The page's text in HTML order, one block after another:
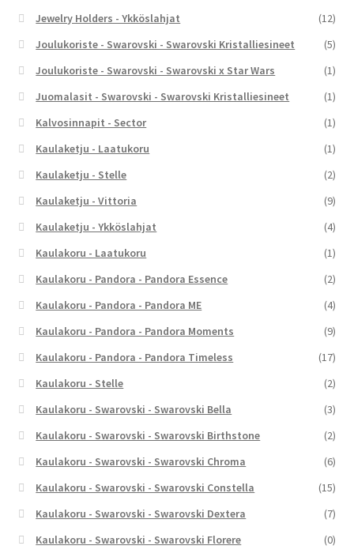
Jewelry Holders - Ykköslahjat
(12)
Joulukoriste - Swarovski - Swarovski Kristalliesineet
(5)
Joulukoriste - Swarovski - Swarovski x Star Wars
(1)
Juomalasit - Swarovski - Swarovski Kristalliesineet
(1)
Kalvosinnapit - Sector
(1)
Kaulaketju - Laatukoru
(1)
Kaulaketju - Stelle
(2)
Kaulaketju - Vittoria
(9)
Kaulaketju - Ykköslahjat
(4)
Kaulakoru - Laatukoru
(1)
Kaulakoru - Pandora - Pandora Essence
(2)
Kaulakoru - Pandora - Pandora ME
(4)
Kaulakoru - Pandora - Pandora Moments
(9)
Kaulakoru - Pandora - Pandora Timeless
(17)
Kaulakoru - Stelle
(2)
Kaulakoru - Swarovski - Swarovski Bella
(3)
Kaulakoru - Swarovski - Swarovski Birthstone
(2)
Kaulakoru - Swarovski - Swarovski Chroma
(6)
Kaulakoru - Swarovski - Swarovski Constella
(15)
Kaulakoru - Swarovski - Swarovski Dextera
(7)
Kaulakoru - Swarovski - Swarovski Florere
(0)